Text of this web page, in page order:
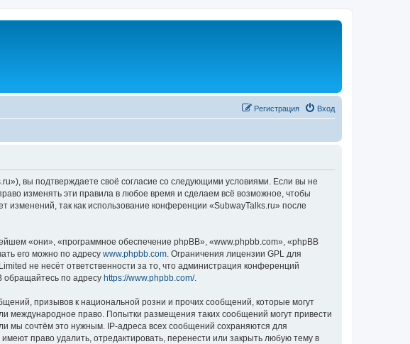
Вход
Регистрация
вы подтверждаете своё согласие со следующими условиями. Если вы не
изменять эти правила в любое время и сделаем всё возможное, чтобы
так как использование конференции «SubwayTalks.ru» после
«они», «программное обеспечение phpBB», «www.phpbb.com», «phpBB
его можно по адресу www.phpbb.com. Ограничения лицензии GPL для
не несёт ответственности за то, что администрация конференций
обращайтесь по адресу https://www.phpbb.com/.
призывов к национальной розни и прочих сообщений, которые могут
международное право. Попытки размещения таких сообщений могут привести
мы сочтём это нужным. IP-адреса всех сообщений сохраняются для
право удалить, отредактировать, перенести или закрыть любую тему в